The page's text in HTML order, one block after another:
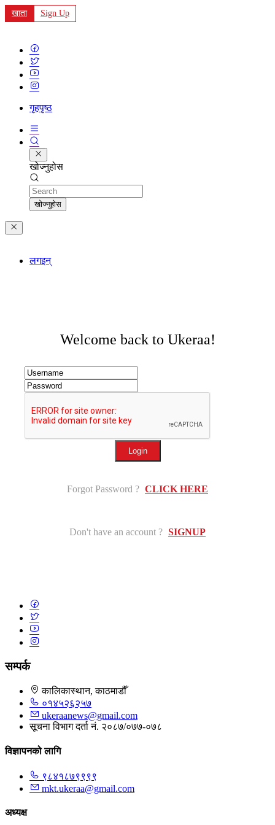
खाता Sign Up
गृहपृष्ठ
खोज्नुहोस
Search
खोज्नुहोस
लगइन्
Welcome back to Ukeraa!
Login
Forgot Password ? CLICK HERE
Don't have an account ? SIGNUP
सम्पर्क
कालिकास्थान, काठमाडौँ
०१४५२६२५७
ukeraanews@gmail.com
सूचना विभाग दर्ता नं. २०८७/०७७-०७८
विज्ञापनको लागि
९८४१८७९९९९
mkt.ukeraa@gmail.com
अध्यक्ष